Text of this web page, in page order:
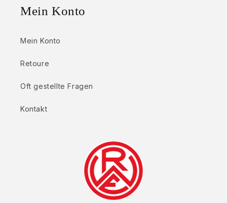
Mein Konto
Mein Konto
Retoure
Oft gestellte Fragen
Kontakt